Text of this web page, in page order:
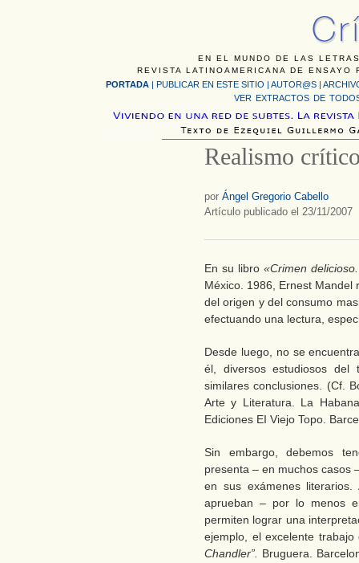
EN EL MUNDO DE LAS
REVISTA LATINOAMERICANA DE
PORTADA | PUBLICAR EN ESTE SITIO | AUTOR@S |
VER EXTRACTOS DE
Realismo
por Ángel Gregorio Cabello
Artículo publicado el 23/11/2007
En su libro «Crimen
México. 1986, Ernest Mandel
del origen y del consumo
efectuando una lectura,
Desde luego, no se
él, diversos estudiosos
similares conclusiones. (Cf.
Arte y Literatura. La
Ediciones EI Viejo Topo.
Sin embargo, debemos
presenta – en muchos casos
en sus exámenes
aprueban – por lo menos
permiten lograr una
ejemplo, el excelente
Chandler”. Bruguera.